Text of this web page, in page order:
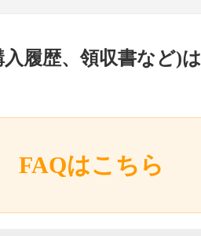
履歴、領収書など)は
FAQはこちら